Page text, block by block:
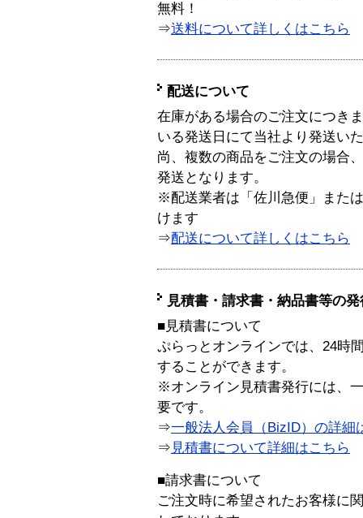
無料！
⇒送料について詳しくはこちら
配送について
在庫がある場合のご注文につき
いる発送日にて当社より発送い
尚、複数の商品をご注文の場合
発送となります。
※配送業者は「佐川急便」また
けます
⇒配送について詳しくはこちら
見積書・請求書・納品書等の
■見積書について
ぷらっとオンラインでは、24時
することができます。
※オンライン見積書発行には、
要です。
⇒一般法人会員（BizID）の詳細
⇒ 見積書について詳細はこちら
■請求書について
ご注文時に希望されたお客様に